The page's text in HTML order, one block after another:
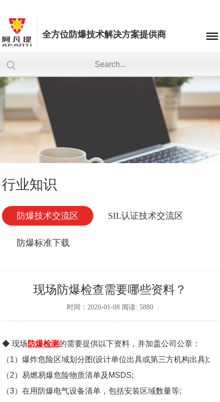
全方位防爆技术解决方案提供商
行业知识
防爆技术交流区 SIL认证技术交流区
防爆标准下载
现场防爆检查需要哪些资料？
时间：2020-01-08 阅读: 5880
◆ 现场 防爆检测 的需要提供以下资料，并加盖公司公章：
（1）爆炸危险区域划分图(设计单位出具或第三方机构出具);
（2）易燃易爆危险物质清单及MSDS;
（3）在用防爆电气设备清单，包括安装区域数量等;